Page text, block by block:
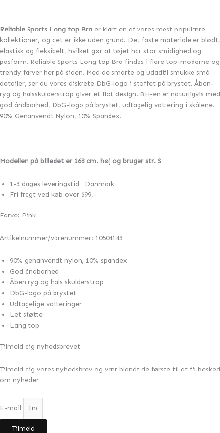
Reliable Sports Long top Bra er klart en af vores mest populære
kollektioner, og det er ikke uden grund. Det faste materiale er blødt,
elastisk og fleksibelt, hvilket gør at tøjet har stor smidighed og
pasform. Reliable Sports Long top Bra findes i flere top-moderne og
trendy farver her på siden. Med de smarte og udadtil smukke små
detailer, ser du vores diskrete DbG-logo i stoffet på brystet. Åben-
ryg og halsskulderstrop giver et flot design. BH-en er naturligvis med
god åndbarhed, DbG-logo på brystet, udtagelig vattering i skålene.
90% Genanvendt Nylon, 10% Spandex.
Modellen på billedet er 168 cm. høj og bruger str. S
1-3 dages leveringstid i Danmark
Fri fragt ved køb over 699,-
Farve: Pink
Artikelnummer/varenummer: 10504143
90% genanvendt nylon, 10% spandex
God åndbarhed
Åben ryg og hals skulderstrop
DbG-logo på brystet
Udtagelige vatteringer
Let støtte
Lang top
Tilmeld dig nyhedsbrevet
Tilmeld dig vores nyhedsbrev og vær blandt de første til at få besked
om nyheder
E-mail
Tilmeld